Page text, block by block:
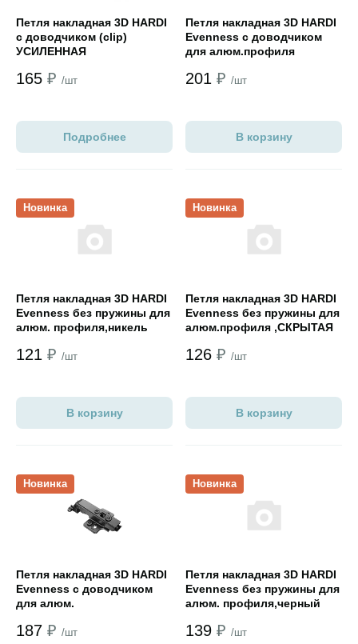
Петля накладная 3D HARDI
с доводчиком (clip)
УСИЛЕННАЯ
165 ₽ /шт
Подробнее
Петля накладная 3D HARDI
Evenness с доводчиком
для алюм.профиля
черный никель
201 ₽ /шт
В корзину
Новинка
Петля накладная 3D HARDI
Evenness без пружины для
алюм. профиля,никель
121 ₽ /шт
Открыть товар
В корзину
Новинка
Петля накладная 3D HARDI
Evenness без пружины для
алюм.профиля ,СКРЫТАЯ
126 ₽ /шт
Открыть товар
В корзину
Новинка
Петля накладная 3D HARDI
Evenness с доводчиком
для алюм.
187 ₽ /шт
Открыть товар Новинка
Петля накладная 3D HARDI
Evenness без пружины для
алюм. профиля,черный
139 ₽ /шт
Открыть товар